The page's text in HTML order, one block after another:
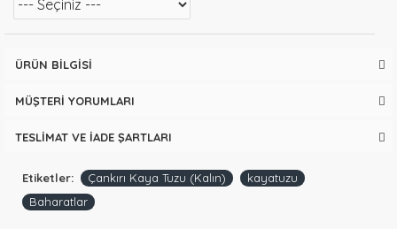
ÜRÜN BILGISI
MÜŞTERI YORUMLARI
TESLIMAT VE İADE ŞARTLARI
Etiketler: Çankırı Kaya Tuzu (Kalın)
kayatuzu
Baharatlar